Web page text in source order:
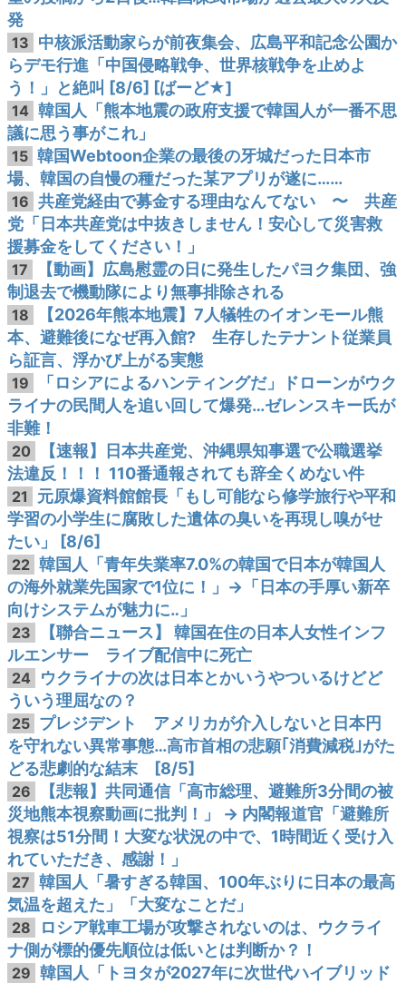
発
13 中核派活動家らが前夜集会、広島平和記念公園か
らデモ行進「中国侵略戦争、世界核戦争を止めよ
う！」と絶叫 [8/6] [ばーど★]
14 韓国人「熊本地震の政府支援で韓国人が一番不思
議に思う事がこれ」
15 韓国Webtoon企業の最後の牙城だった日本市
場、韓国の自慢の種だった某アプリが遂に……
16 共産党経由で募金する理由なんてない 〜 共産
党「日本共産党は中抜きしません！安心して災害救
援募金をしてください！」
17
【動画】広島慰霊の日に発生したパヨク集団、強
制退去で機動隊により無事排除される
18
【2026年熊本地震】7人犠牲のイオンモール熊
本、避難後になぜ再入館? 生存したテナント従業員
ら証言、浮かび上がる実態
19
「ロシアによるハンティングだ」ドローンがウク
ライナの民間人を追い回して爆発…ゼレンスキー氏が
非難！
20
【速報】日本共産党、沖縄県知事選で公職選挙
法違反！！！ 110番通報されても辞全くめない件
21
元原爆資料館館長「もし可能なら修学旅行や平和
学習の小学生に腐敗した遺体の臭いを再現し嗅がせ
たい」 [8/6]
22 韓国人「青年失業率7.0%の韓国で日本が韓国人
の海外就業先国家で1位に！」→「日本の手厚い新卒
向けシステムが魅力に‥」
23
【聯合ニュース】 韓国在住の日本人女性インフ
ルエンサー ライブ配信中に死亡
24
ウクライナの次は日本とかいうやついるけどど
ういう理屈なの？
25 プレジデント アメリカが介入しないと日本円
を守れない異常事態…高市首相の悲願｢消費減税｣がた
どる悲劇的な結末 [8/5]
26
【悲報】共同通信「高市総理、避難所3分間の被
災地熊本視察動画に批判！」 → 内閣報道官「避難所
視察は51分間！大変な状況の中で、1時間近く受け入
れていただき、感謝！」
27 韓国人「暑すぎる韓国、100年ぶりに日本の最高
気温を超えた」「大変なことだ」
28
ロシア戦車工場が攻撃されないのは、ウクライ
ナ側が標的優先順位は低いとは判断か？！
29 韓国人「トヨタが2027年に次世代ハイブリッド